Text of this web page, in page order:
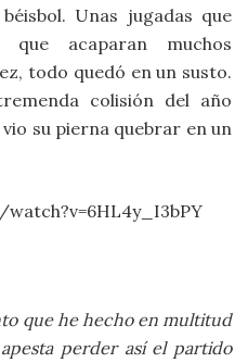
Unas jugadas que
que acaparan muchos
todo quedó en un susto.
colisión del año
vio su pierna quebrar en un
que he hecho en multitud
perder así el partido